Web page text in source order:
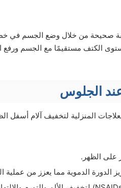
صحيحة من خلال وضع الجسم في
الكتف مستقيمًا مع الجسم ورفع
عند الجلوس
المنزلية لتخفيف آلام أسفل
على الظهر.
الدورة الدموية مما يعزز من عملية